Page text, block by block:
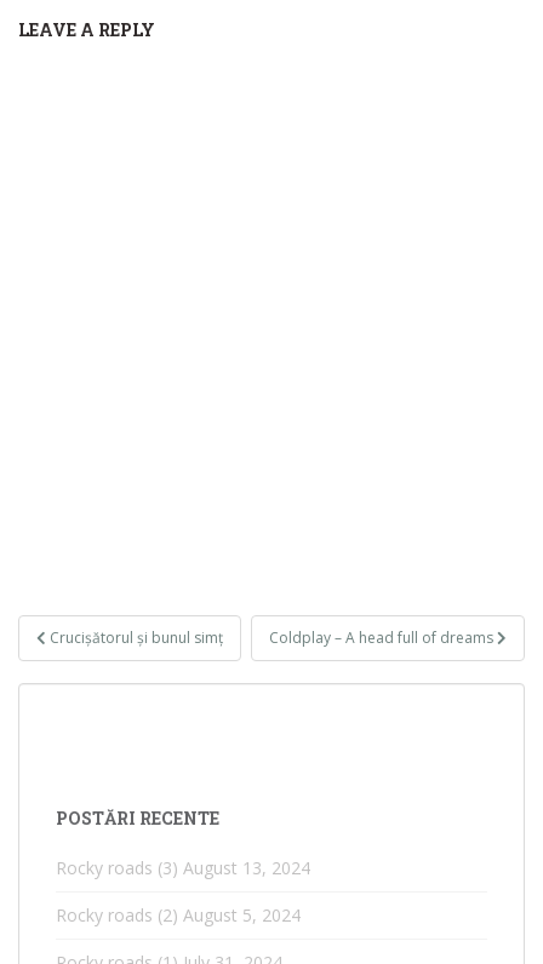
LEAVE A REPLY
Post
navigation
Crucișătorul și bunul simț Coldplay – A head full of dreams
POSTĂRI RECENTE
Rocky roads (3) August 13, 2024
Rocky roads (2) August 5, 2024